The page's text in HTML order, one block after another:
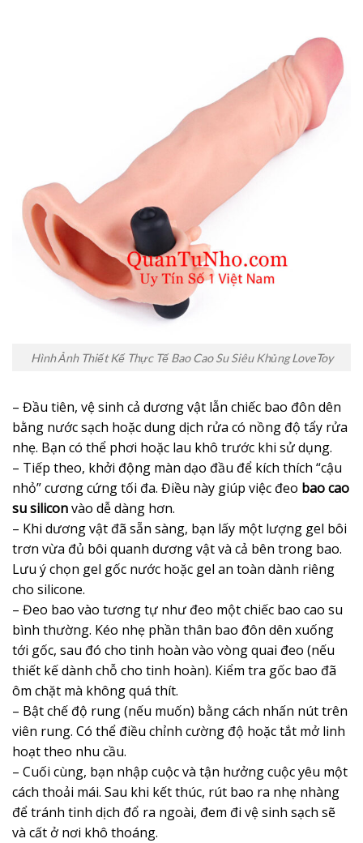
Hình Ảnh Thiết Kế Thực Tế Bao Cao Su Siêu Khủng LoveToy
– Đầu tiên, vệ sinh cả dương vật lẫn chiếc bao đôn dên
bằng nước sạch hoặc dung dịch rửa có nồng độ tẩy rửa
nhẹ. Bạn có thể phơi hoặc lau khô trước khi sử dụng.
– Tiếp theo, khởi động màn dạo đầu để kích thích “cậu
nhỏ” cương cứng tối đa. Điều này giúp việc đeo bao cao
su siliconvào dễ dàng hơn.
– Khi dương vật đã sẵn sàng, bạn lấy một lượng gel bôi
trơn vừa đủ bôi quanh dương vật và cả bên trong bao.
Lưu ý chọn gel gốc nước hoặc gel an toàn dành riêng
cho silicone.
– Đeo bao vào tương tự như đeo một chiếc bao cao su
bình thường. Kéo nhẹ phần thân bao đôn dên xuống
tới gốc, sau đó cho tinh hoàn vào vòng quai đeo (nếu
thiết kế dành chỗ cho tinh hoàn). Kiểm tra gốc bao đã
ôm chặt mà không quá thít.
– Bật chế độ rung (nếu muốn) bằng cách nhấn nút trên
viên rung. Có thể điều chỉnh cường độ hoặc tắt mở linh
hoạt theo nhu cầu.
– Cuối cùng, bạn nhập cuộc và tận hưởng cuộc yêu một
cách thoải mái. Sau khi kết thúc, rút bao ra nhẹ nhàng
để tránh tinh dịch đổ ra ngoài, đem đi vệ sinh sạch sẽ
và cất ở nơi khô thoáng.